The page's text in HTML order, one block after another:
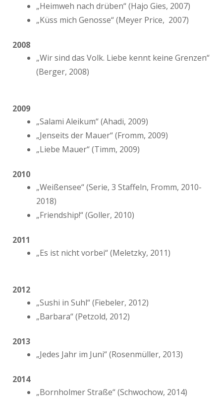
„Heimweh nach drüben“ (Hajo Gies, 2007)
„Küss mich Genosse“ (Meyer Price, 2007)
2008
„Wir sind das Volk. Liebe kennt keine Grenzen“
(Berger, 2008)
2009
„Salami Aleikum“ (Ahadi, 2009)
„Jenseits der Mauer“ (Fromm, 2009)
„Liebe Mauer“ (Timm, 2009)
2010
„Weißensee“ (Serie, 3 Staffeln, Fromm, 2010-
2018)
„Friendship!“ (Goller, 2010)
2011
„Es ist nicht vorbei“ (Meletzky, 2011)
2012
„Sushi in Suhl“ (Fiebeler, 2012)
„Barbara“ (Petzold, 2012)
2013
„Jedes Jahr im Juni“ (Rosenmüller, 2013)
2014
„Bornholmer Straße“ (Schwochow, 2014)